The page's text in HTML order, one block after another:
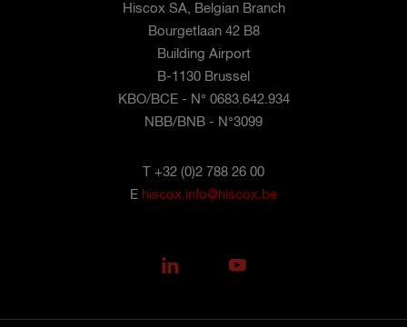
Hiscox SA, Belgian Branch
Bourgetlaan 42 B8
Building Airport
B-1130 Brussel
KBO/BCE - N° 0683.642.934
NBB/BNB - N°3099
T +32 (0)2 788 26 00
E hiscox.info@hiscox.be